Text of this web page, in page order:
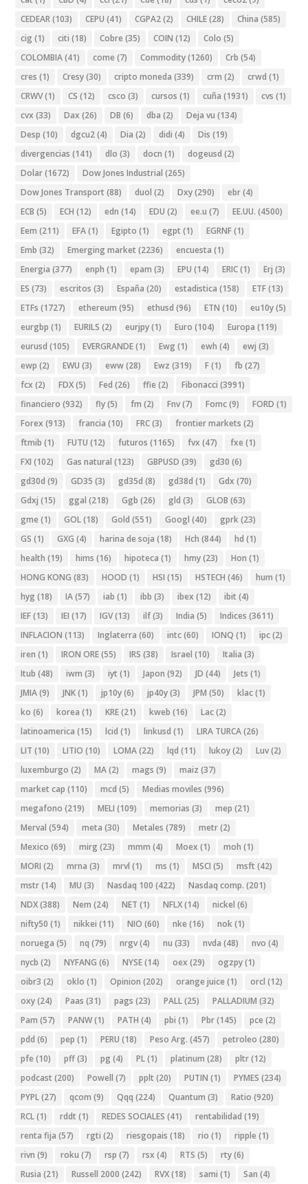
CEDEAR(103) CEPU (41) CGPA2(2) CHILE(28) China (585)
cig (1) citi (18) Cobre (35) COIN (12) Colo (5)
COLOMBIA(41) come (7) Commodity(1260) Crb (54)
cres (1) Cresy(30) cripto moneda (339) crm (2) crwd (1)
CRWV(1) CS (12) csco (3) cursos (1) cuña (1931) cvs (1)
cvx (33) Dax (26) DB (6) dba (2) Deja vu (134)
Desp (10) dgcu2(4) Dia (2) didi (4) Dis (19)
divergencias (141) dlo (3) docn (1) dogeusd (2)
Dolar(1672) Dow Jones Industrial (265)
Dow Jones Transport (88) duol (2) Dxy(290) ebr(4)
ECB (5) ECH (12) edn (14) EDU (2) ee.u (7) EE.UU. (4500)
Eem (211) EFA(1) Egipto (1) egpt (1) EGRNF(1)
Emb (32) Emerging market (2236) encuesta (1)
Energia (377) enph (1) epam (3) EPU (14) ERIC(1) Erj (3)
ES (73) escritos (3) España (20) estadistica (158) ETF(13)
ETFs (1727) ethereum (95) ethusd (96) ETN (10) eu10y(5)
eurgbp (1) EURILS (2) eurjpy(1) Euro (104) Europa (119)
eurusd (105) EVERGRANDE(1) Ewg (1) ewh (4) ewj (3)
ewp (2) EWU (3) eww(28) Ewz (319) F(1) fb (27)
fcx (2) FDX(5) Fed (26) ffie (2) Fibonacci (3991)
financiero (932) fly(5) fm (2) Fnv(7) Fomc(9) FORD (1)
Forex (913) francia (10) FRC(3) frontier markets (2)
ftmib (1) FUTU (12) futuros (1165) fvx (47) fxe (1)
FXI (102) Gas natural (123) GBPUSD (39) gd30 (6)
gd30d (9) GD35 (3) gd35d (8) gd38d (1) Gdx (70)
Gdxj (15) ggal (218) Ggb (26) gld (3) GLOB (63)
gme (1) GOL(18) Gold (551) Googl (40) gprk(23)
GS (1) GXG (4) harina de soja (18) Hch (844) hd (1)
health (19) hims (16) hipoteca (1) hmy(23) Hon (1)
HONG KONG (83) HOOD (1) HSI (15) HSTECH (46) hum (1)
hyg (18) IA(57) iab (1) ibb (3) ibex (12) ibit (4)
IEF(13) IEI (17) IGV(13) ilf(3) India (5) Indices (3611)
INFLACION (113) Inglaterra (60) intc(60) IONQ (1) ipc(2)
iren (1) IRON ORE(55) IRS (38) Israel (10) Italia (3)
Itub (48) iwm (3) iyt (1) Japon (92) JD (44) Jets (1)
JMIA(9) JNK(1) jp10y(6) jp40y(3) JPM (50) klac(1)
ko (6) korea (1) KRE(21) kweb (16) Lac(2)
latinoamerica (15) lcid (1) linkusd (1) LIRA TURCA(26)
LIT (10) LITIO (10) LOMA(22) lqd (11) lukoy(2) Luv(2)
luxemburgo (2) MA(2) mags (9) maiz (37)
market cap (110) mcd (5) Medias moviles (996)
megafono (219) MELI (109) memorias (3) mep (21)
Merval (594) meta (30) Metales (789) metr(2)
Mexico (69) mirg (23) mmm (4) Moex (1) moh (1)
MORI (2) mrna (3) mrvl (1) ms (1) MSCI (5) msft (42)
mstr(14) MU (3) Nasdaq 100 (422) Nasdaq comp. (201)
NDX(388) Nem (24) NET (1) NFLX(14) nickel (6)
nifty50 (1) nikkei (11) NIO (60) nke (16) nok(1)
noruega (5) nq (79) nrgv(4) nu (33) nvda (48) nvo (4)
nycb (2) NYFANG (6) NYSE(14) oex (29) ogzpy(1)
oibr3 (2) oklo (1) Opinion (202) orange juice (1) orcl (12)
oxy(24) Paas (31) pags (23) PALL(25) PALLADIUM (32)
Pam (57) PANW(1) PATH (4) pbi (1) Pbr(145) pce (2)
pdd (6) pep (1) PERU (18) Peso Arg. (457) petroleo (280)
pfe (10) pff(3) pg (4) PL(1) platinum (28) pltr(12)
podcast (200) Powell (7) pplt (20) PUTIN (1) PYMES (234)
PYPL(27) qcom (9) Qqq (224) Quantum (3) Ratio (920)
RCL(1) rddt (1) REDES SOCIALES (41) rentabilidad (19)
renta fija (57) rgti (2) riesgopais (18) rio (1) ripple (1)
rivn (9) roku (7) rsp (7) rsx (4) RTS (5) rty(6)
Rusia (21) Russell 2000 (242) RVX(18) sami (1) San (4)